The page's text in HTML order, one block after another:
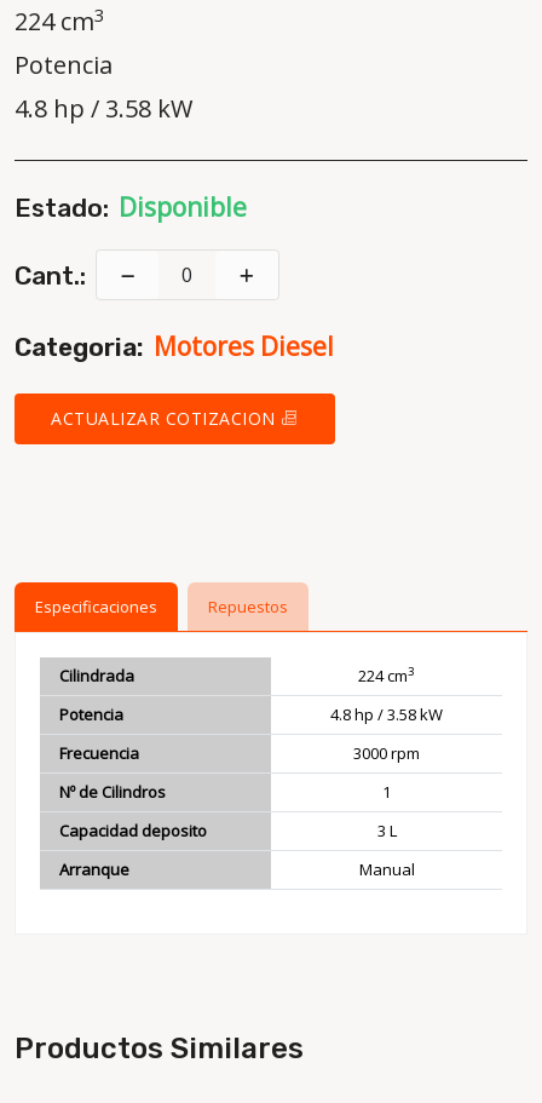
224 cm3
Potencia
4.8 hp / 3.58 kW
Estado: Disponible
Cant.:
Categoria: Motores Diesel
ACTUALIZAR COTIZACION
Especificaciones Repuestos
Cilindrada 224 cm3
Potencia
4.8 hp / 3.58 kW
Frecuencia
3000 rpm
Nº de Cilindros
1
Capacidad deposito
3 L
Arranque
Manual
Productos Similares